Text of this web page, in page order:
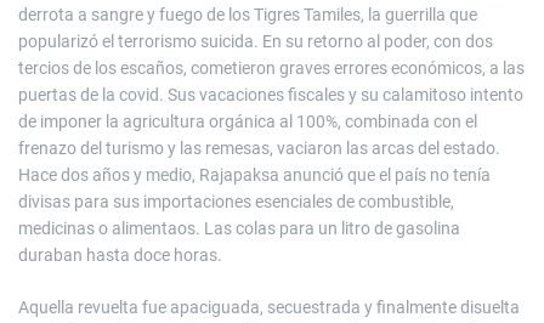
derrota a sangre y fuego de los Tigres Tamiles, la guerrilla que
popularizó el terrorismo suicida. En su retorno al poder, con dos
tercios de los escaños, cometieron graves errores económicos, a las
puertas de la covid. Sus vacaciones fiscales y su calamitoso intento
de imponer la agricultura orgánica al 100%, combinada con el
frenazo del turismo y las remesas, vaciaron las arcas del estado.
Hace dos años y medio, Rajapaksa anunció que el país no tenía
divisas para sus importaciones esenciales de combustible,
medicinas o alimentaos. Las colas para un litro de gasolina
duraban hasta doce horas.
Aquella revuelta fue apaciguada, secuestrada y finalmente disuelta